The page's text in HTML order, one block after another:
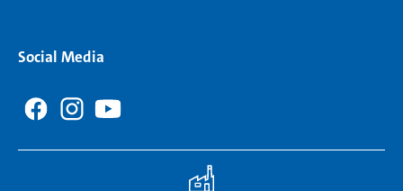
Social Media